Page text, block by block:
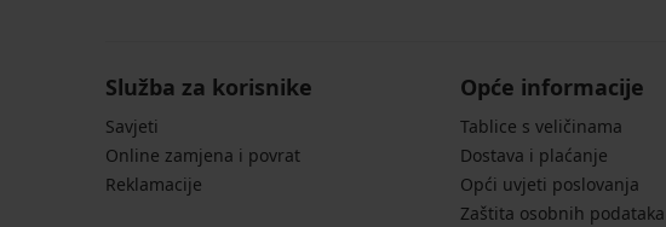
Služba za korisnike
Savjeti
Online zamjena i povrat
Reklamacije
Opće informacije
Tablice s veličinama
Dostava i plaćanje
Opći uvjeti poslovanja
Zaštita osobnih podataka